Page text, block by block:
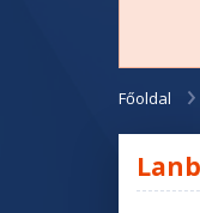
Főoldal